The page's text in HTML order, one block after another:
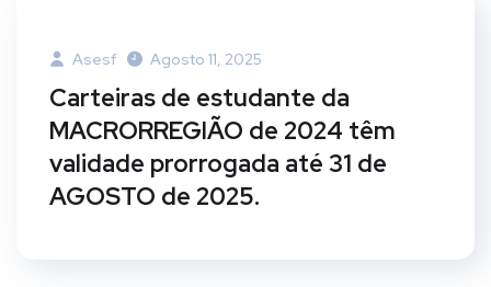
Asesf Agosto 11, 2025
Carteiras de estudante da
MACRORREGIÃO de 2024 têm
validade prorrogada até 31 de
AGOSTO de 2025.